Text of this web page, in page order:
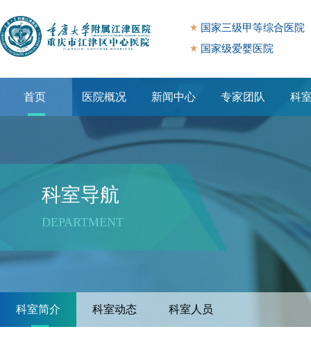
国家三级甲等综合医院
国家级爱婴医院
首页 医院概况 新闻中心 专家团队 科
科室导航
DEPARTMENT
科室简介 科室动态 科室人员